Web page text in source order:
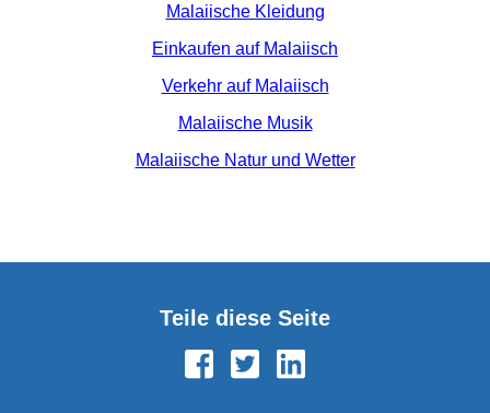
Malaiische Kleidung
Einkaufen auf Malaiisch
Verkehr auf Malaiisch
Malaiische Musik
Malaiische Natur und Wetter
Teile diese Seite